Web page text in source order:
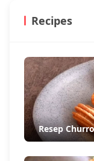
Recipes
Resep